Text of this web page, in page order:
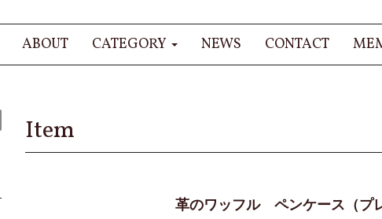
ABOUT CATEGORY NEWS CONTACT
Item
革のワッフル ペンケース（プ